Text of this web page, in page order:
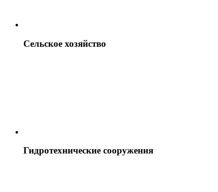
Сельское хозяйство
Гидротехнические сооружения